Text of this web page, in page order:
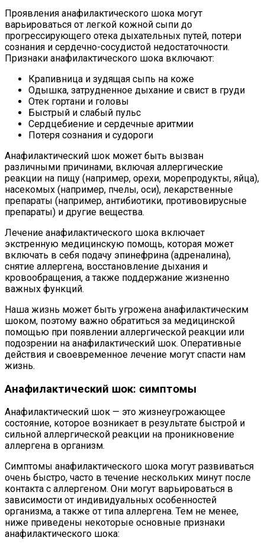
Проявления анафилактического шока могут
варьироваться от легкой кожной сыпи до
прогрессирующего отека дыхательных путей, потери
сознания и сердечно-сосудистой недостаточности.
Признаки анафилактического шока включают:
Крапивница и зудящая сыпь на коже
Одышка, затрудненное дыхание и свист в груди
Отек гортани и головы
Быстрый и слабый пульс
Сердцебиение и сердечные аритмии
Потеря сознания и судороги
Анафилактический шок может быть вызван
различными причинами, включая аллергические
реакции на пищу (например, орехи, морепродукты, яйца),
насекомых (например, пчелы, оси), лекарственные
препараты (например, антибиотики, противовирусные
препараты) и другие вещества.
Лечение анафилактического шока включает
экстренную медицинскую помощь, которая может
включать в себя подачу эпинефрина (адреналина),
снятие аллергена, восстановление дыхания и
кровообращения, а также поддержание жизненно
важных функций.
Наша жизнь может быть угрожена анафилактическим
шоком, поэтому важно обратиться за медицинской
помощью при появлении аллергической реакции или
подозрении на анафилактический шок. Оперативные
действия и своевременное лечение могут спасти нам
жизнь.
Анафилактический шок: симптомы
Анафилактический шок — это жизнеугрожающее
состояние, которое возникает в результате быстрой и
сильной аллергической реакции на проникновение
аллергена в организм.
Симптомы анафилактического шока могут развиваться
очень быстро, часто в течение нескольких минут после
контакта с аллергеном. Они могут варьироваться в
зависимости от индивидуальных особенностей
организма, а также от типа аллергена. Тем не менее,
ниже приведены некоторые основные признаки
анафилактического шока: